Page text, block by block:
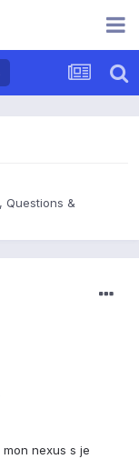
Questions &
nexus s je